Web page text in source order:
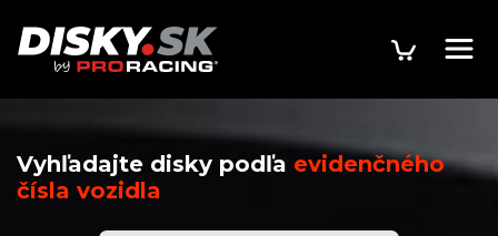
Vyhľadajte disky podľa evidenčného
čísla vozidla